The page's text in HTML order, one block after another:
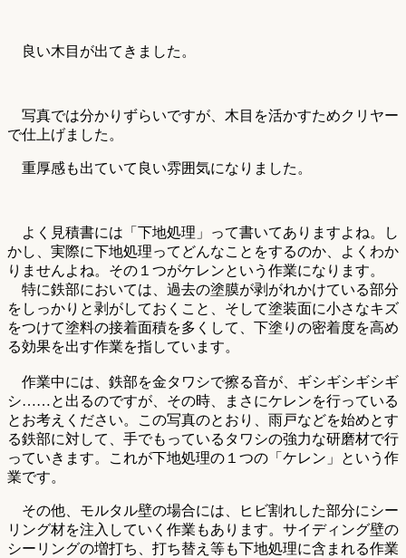
良い木目が出てきました。
写真では分かりずらいですが、木目を活かすためクリヤー
で仕上げました。
重厚感も出ていて良い雰囲気になりました。
よく見積書には「下地処理」って書いてありますよね。し
かし、実際に下地処理ってどんなことをするのか、よくわか
りませんよね。その１つがケレンという作業になります。
特に鉄部においては、過去の塗膜が剥がれかけている部分
をしっかりと剥がしておくこと、そして塗装面に小さなキズ
をつけて塗料の接着面積を多くして、下塗りの密着度を高め
る効果を出す作業を指しています。
作業中には、鉄部を金タワシで擦る音が、ギシギシギシギ
シ……と出るのですが、その時、まさにケレンを行っている
とお考えください。この写真のとおり、雨戸などを始めとす
る鉄部に対して、手でもっているタワシの強力な研磨材で行
っていきます。これが下地処理の１つの「ケレン」という作
業です。
その他、モルタル壁の場合には、ヒビ割れした部分にシー
リング材を注入していく作業もあります。サイディング壁の
シーリングの増打ち、打ち替え等も下地処理に含まれる作業